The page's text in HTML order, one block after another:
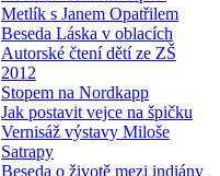
Metlík s Janem Opatřilem
Beseda Láska v oblacích
Autorské čtení dětí ze ZŠ
2012
Stopem na Nordkapp
Jak postavit vejce na špičku
Vernisáž výstavy Miloše
Satrapy
Beseda o životě mezi indiány